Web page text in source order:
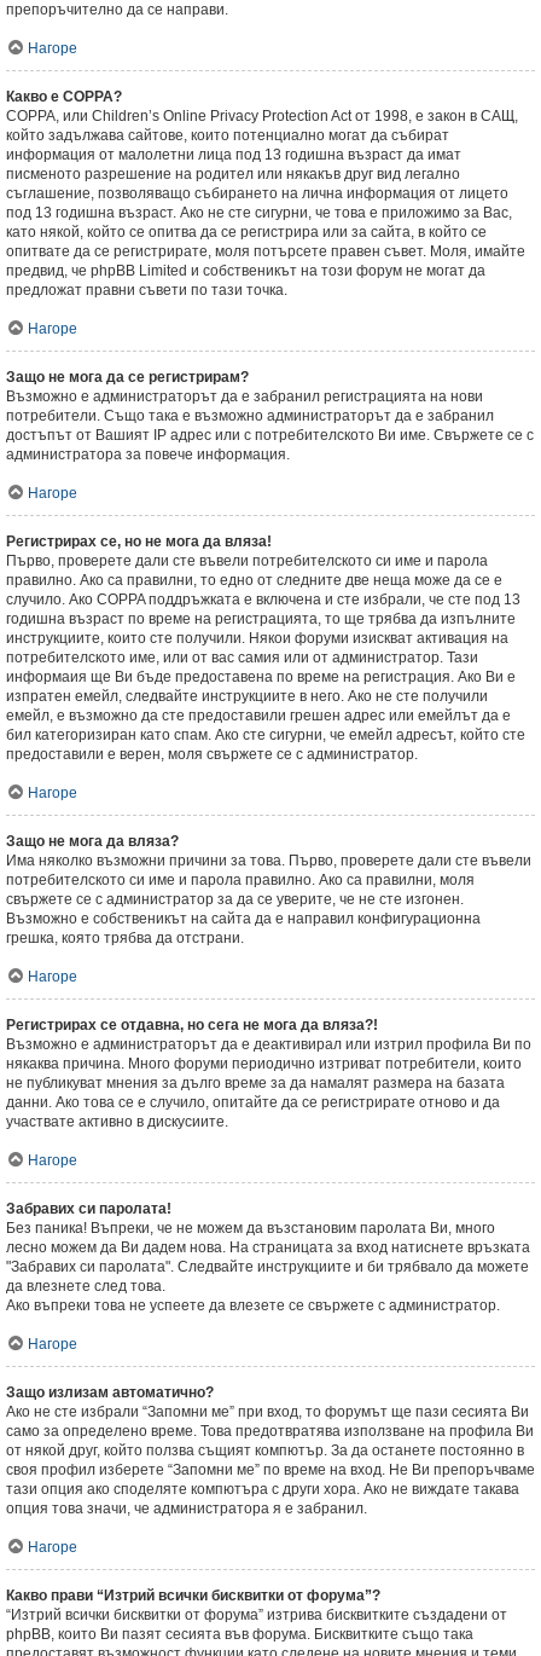
препоръчително да се направи.
Нагоре
Какво е COPPA?
COPPA, или Children’s Online Privacy Protection Act от 1998, е закон в САЩ,
който задължава сайтове, които потенциално могат да събират
информация от малолетни лица под 13 годишна възраст да имат
писменото разрешение на родител или някакъв друг вид легално
съглашение, позволяващо събирането на лична информация от лицето
под 13 годишна възраст. Ако не сте сигурни, че това е приложимо за Вас,
като някой, който се опитва да се регистрира или за сайта, в който се
опитвате да се регистрирате, моля потърсете правен съвет. Моля, имайте
предвид, че phpBB Limited и собственикът на този форум не могат да
предложат правни съвети по тази точка.
Нагоре
Защо не мога да се регистрирам?
Възможно е администраторът да е забранил регистрацията на нови
потребители. Също така е възможно администраторът да е забранил
достъпът от Вашият IP адрес или с потребителското Ви име. Свържете се с
администратора за повече информация.
Нагоре
Регистрирах се, но не мога да вляза!
Първо, проверете дали сте въвели потребителското си име и парола
правилно. Ако са правилни, то едно от следните две неща може да се е
случило. Ако COPPA поддръжката е включена и сте избрали, че сте под 13
годишна възраст по време на регистрацията, то ще трябва да изпълните
инструкциите, които сте получили. Някои форуми изискват активация на
потребителското име, или от вас самия или от администратор. Тази
информаия ще Ви бъде предоставена по време на регистрация. Ако Ви е
изпратен емейл, следвайте инструкциите в него. Ако не сте получили
емейл, е възможно да сте предоставили грешен адрес или емейлът да е
бил категоризиран като спам. Ако сте сигурни, че емейл адресът, който сте
предоставили е верен, моля свържете се с администратор.
Нагоре
Защо не мога да вляза?
Има няколко възможни причини за това. Първо, проверете дали сте въвели
потребителското си име и парола правилно. Ако са правилни, моля
свържете се с администратор за да се уверите, че не сте изгонен.
Възможно е собственикът на сайта да е направил конфигурационна
грешка, която трябва да отстрани.
Нагоре
Регистрирах се отдавна, но сега не мога да вляза?!
Възможно е администраторът да е деактивирал или изтрил профила Ви по
някаква причина. Много форуми периодично изтриват потребители, които
не публикуват мнения за дълго време за да намалят размера на базата
данни. Ако това се е случило, опитайте да се регистрирате отново и да
участвате активно в дискусиите.
Нагоре
Забравих си паролата!
Без паника! Въпреки, че не можем да възстановим паролата Ви, много
лесно можем да Ви дадем нова. На страницата за вход натиснете връзката
"Забравих си паролата". Следвайте инструкциите и би трябвало да можете
да влезнете след това.
Ако въпреки това не успеете да влезете се свържете с администратор.
Нагоре
Защо излизам автоматично?
Ако не сте избрали “Запомни ме” при вход, то форумът ще пази сесията Ви
само за определено време. Това предотвратява използване на профила Ви
от някой друг, който ползва същият компютър. За да останете постоянно в
своя профил изберете “Запомни ме” по време на вход. Не Ви препоръчваме
тази опция ако споделяте компютъра с други хора. Ако не виждате такава
опция това значи, че администратора я е забранил.
Нагоре
Какво прави “Изтрий всички бисквитки от форума”?
“Изтрий всички бисквитки от форума” изтрива бисквитките създадени от
phpBB, които Ви пазят сесията във форума. Бисквитките също така